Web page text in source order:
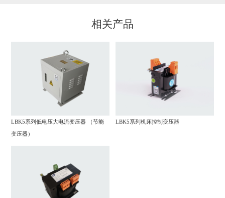
相关产品
LBK5系列低电压大电流变压器 （节能
变压器）
LBK5系列机床控制变压器